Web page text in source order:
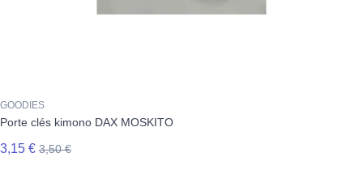
GOODIES
Porte clés kimono DAX MOSKITO
3,15 € 3,50 €